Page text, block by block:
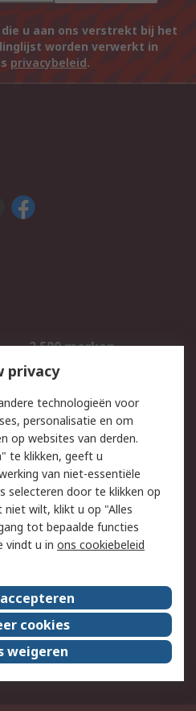
u aan ons verstrekt bij het
worden verwerkt in
privacybeleid.
2.500 merken
Inkoopoplossingen
Email veiligheid
Websitevoorwaarden
Over ons
Werken bij RS
privacy
technologieën voor
personalisatie en om
op websites van derden.
te klikken, geeft u
van niet-essentiële
selecteren door te klikken op
niet wilt, klikt u op "Alles
tot bepaalde functies
vindt u in ons cookiebeleid
cookies
weigeren